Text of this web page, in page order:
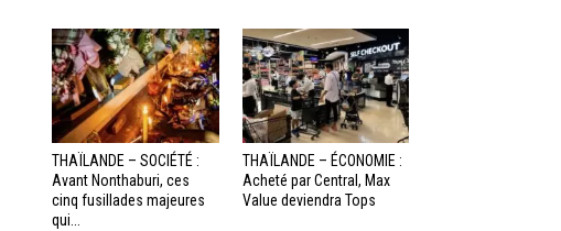
THAÏLANDE – SOCIÉTÉ :
Avant Nonthaburi, ces
cinq fusillades majeures
qui...
THAÏLANDE – ÉCONOMIE :
Acheté par Central, Max
Value deviendra Tops